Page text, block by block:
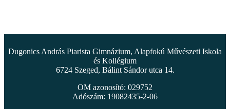
Dugonics András Piarista Gimnázium, Alapfokú Művészeti Iskola
és Kollégium
6724 Szeged, Bálint Sándor utca 14.
OM azonosító: 029752
Adószám: 19082435-2-06